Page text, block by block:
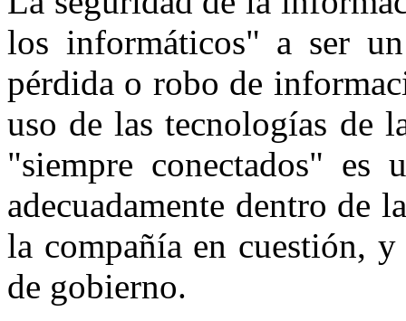
los informáticos" a ser
pérdida o robo de
uso de las tecnologías de
"siempre conectados" es
adecuadamente dentro de
la compañía en cuestión,
de gobierno.